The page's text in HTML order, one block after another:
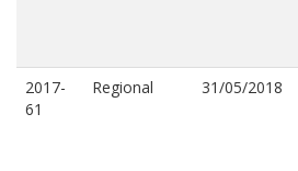
2017-
61
Regional 31/05/2018